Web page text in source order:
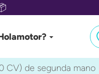
CV) de segunda mano